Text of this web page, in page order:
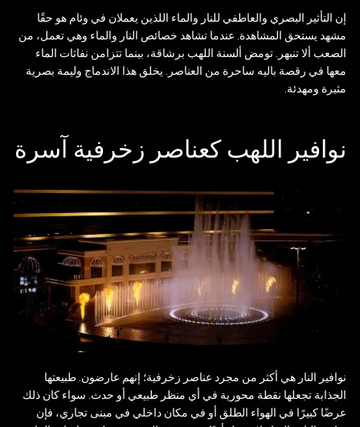
إن التأثير البصري والعاطفي للنار والماء اللذين يعملان في وئام هو حقًا
مشهد يستحق المشاهدة. عندما تشاهد خصائص النار والماء وهي تعمل، من
الصعب ألا تنبهر. تومض ألسنة اللهب برشاقة، بينما تتزامن نفاثات الماء
معها في رقصة باليه ساحرة من العناصر. يخلق هذا الاندماج وليمة بصرية
مثيرة ومهدئة.
نوافير اللهب كعناصر زخرفية آسرة
نوافير النار هي أكثر من مجرد عناصر زخرفية؛ إنهم عارضون. طبيعتها
الجذابة تجعلها نقطة محورية في أي منظر طبيعي أو حدث. سواء كان ذلك
عرضًا كبيرًا في الهواء الطلق أو في مكان داخلي في مبنى تجاري، فإن